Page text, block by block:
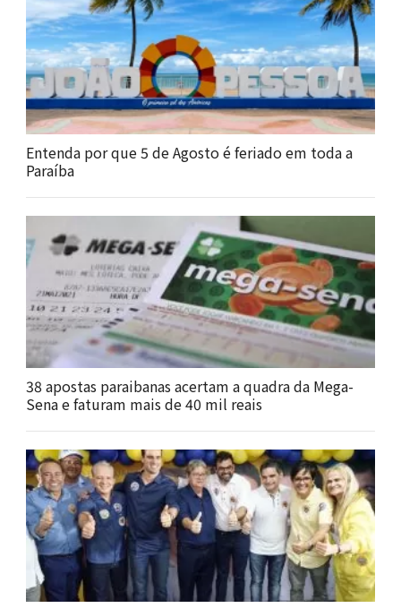
Entenda por que 5 de Agosto é feriado em toda a
Paraíba
38 apostas paraibanas acertam a quadra da Mega-
Sena e faturam mais de 40 mil reais